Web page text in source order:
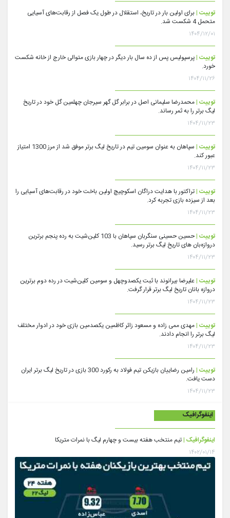
توییت |برای اولین بار در تاریخ، استقلال در طول یک فصل از رقابت‌های آسیایی
متحمل 4 شکست شد.
۱۴۰۴/۱۲/۰۱
توییت |پرسپولیس پس از ده سال بار دیگر در چهار بازی متوالی خارج از خانه شکست
خورد.
۱۴۰۴/۱۱/۲۶
توییت |محمدرضا سلیمانی اصل در برابر گل گهر سیرجان چهلمین گل خود در تاریخ
لیگ برتر را به ثمر رساند.
۱۴۰۴/۱۱/۲۳
توییت |
سپاهان به عنوان سومین تیم در تاریخ لیگ برتر موفق شد از مرز 1300 امتیاز
عبور کند.
۱۴۰۴/۱۱/۲۳
توییت |تراکتور با هدایت دراگان اسکوچیچ اولین باخت خود در رقابت‌های آسیایی را
بعد از سیزده بازی تجربه کرد.
۱۴۰۴/۱۱/۲۳
توییت |
حسین حسینی سنگربان سپاهان با 103 کلین‌شیت به رده پنجم برترین
دروازه‌بان های تاریخ لیگ برتر رسید.
۱۴۰۴/۱۱/۲۳
توییت |علیرضا بیرانوند با ثبت یکصدوچهل و سومین کلین‌شیت در رده دوم برترین
دروازه بانان تاریخ لیگ برتر قرار گرفت.
۱۴۰۴/۱۱/۲۳
توییت |مهدی ممی زاده و مسعود زائر کاظمین یکصدمین بازی خود در ادوار مختلف
لیگ برتر را انجام دادند.
۱۴۰۴/۱۱/۲۳
توییت |
رامین رضاییان بازیکن تیم فولاد به رکورد 300 بازی در تاریخ لیگ برتر ایران
دست یافت.
۱۴۰۴/۱۱/۲۳
اینفوگرافیک
اینفوگرافیک |تیم منتخب هفته بیست و چهارم لیگ با نمرات متریکا
۱۴۰۲/۰۱/۱۴